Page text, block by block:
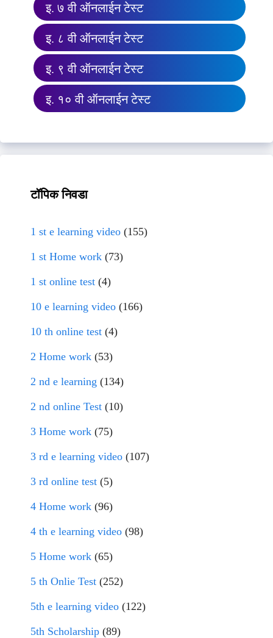
इ. ७ वी ऑनलाईन टेस्ट
इ. ८ वी ऑनलाईन टेस्ट
इ. ९ वी ऑनलाईन टेस्ट
इ. १० वी ऑनलाईन टेस्ट
टॉपिक निवडा
1 st e learning video (155)
1 st Home work (73)
1 st online test (4)
10 e learning video (166)
10 th online test (4)
2 Home work (53)
2 nd e learning (134)
2 nd online Test (10)
3 Home work (75)
3 rd e learning video (107)
3 rd online test (5)
4 Home work (96)
4 th e learning video (98)
5 Home work (65)
5 th Onlie Test (252)
5th e learning video (122)
5th Scholarship (89)